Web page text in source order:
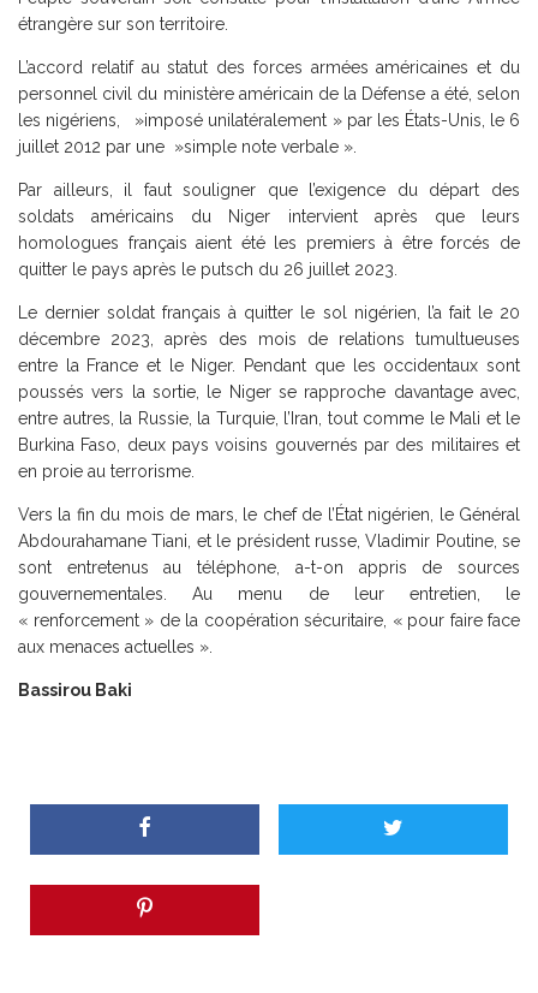
étrangère sur son territoire.
L’accord relatif au statut des forces armées américaines et du
personnel civil du ministère américain de la Défense a été, selon
les nigériens, »imposé unilatéralement » par les États-Unis, le 6
juillet 2012 par une »simple note verbale ».
Par ailleurs, il faut souligner que l’exigence du départ des
soldats américains du Niger intervient après que leurs
homologues français aient été les premiers à être forcés de
quitter le pays après le putsch du 26 juillet 2023.
Le dernier soldat français à quitter le sol nigérien, l’a fait le 20
décembre 2023, après des mois de relations tumultueuses
entre la France et le Niger. Pendant que les occidentaux sont
poussés vers la sortie, le Niger se rapproche davantage avec,
entre autres, la Russie, la Turquie, l’Iran, tout comme le Mali et le
Burkina Faso, deux pays voisins gouvernés par des militaires et
en proie au terrorisme.
Vers la fin du mois de mars, le chef de l’État nigérien, le Général
Abdourahamane Tiani, et le président russe, Vladimir Poutine, se
sont entretenus au téléphone, a-t-on appris de sources
gouvernementales. Au menu de leur entretien, le
« renforcement » de la coopération sécuritaire, « pour faire face
aux menaces actuelles ».
Bassirou Baki